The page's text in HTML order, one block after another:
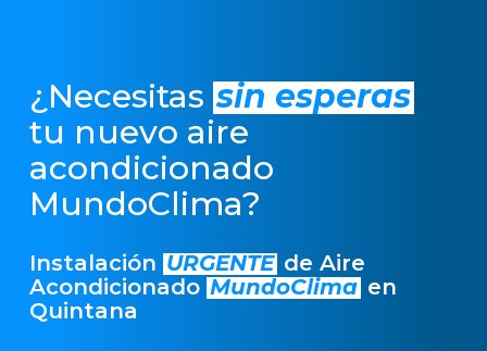
¿Necesitas sin esperas
tu nuevo aire
acondicionado
MundoClima?
Instalación URGENTE de Aire
Acondicionado MundoClima en
Quintana